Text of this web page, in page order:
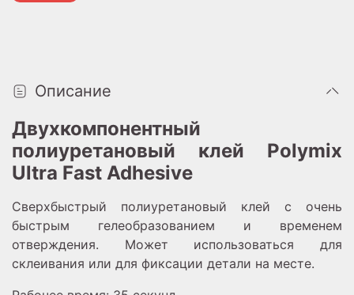
Описание
Двухкомпонентный
полиуретановый клей Polymix
Ultra Fast Adhesive
Сверхбыстрый полиуретановый клей с очень
быстрым гелеобразованием и временем
отверждения. Может использоваться для
склеивания или для фиксации детали на месте.